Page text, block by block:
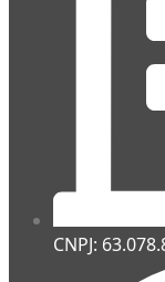
CNPJ: